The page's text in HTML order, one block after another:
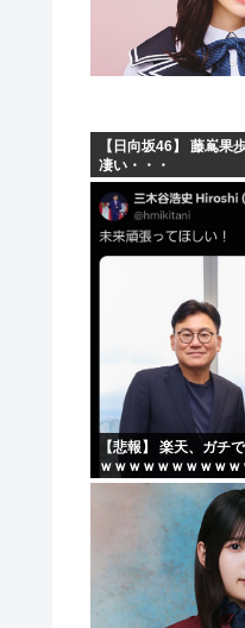
【日向坂46】 藤嶌果
凄い・・・
【悲報】 楽天、ガチ
ｗｗｗｗｗｗｗｗｗｗ